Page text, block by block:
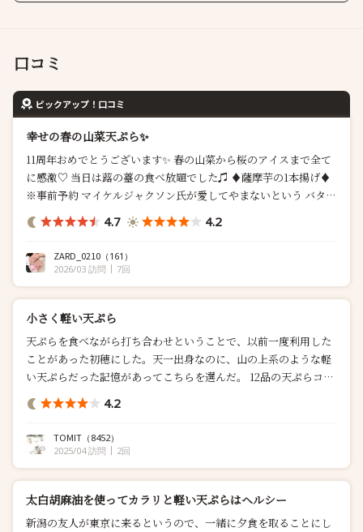
口コミ
ピックアップ！口コミ
幸せの春の山菜天ぷら✨
11周年おめでとうございます✨ 春の山菜から桜のアイスまで全て
に感激♡ 当日は蕗の薹の食べ放題でした♫ ♦︎薩摩芋の1本揚げ♦︎
※事前予約 マイケルジャクソン氏が愛してやまないという バター
を塗ったMJ仕立てを堪能しました ほくほくでしっとりなめら
か、ほっぺが落ちます 皮はサ...
4.7 4.2
ZARD_0210 （161）
2026/03 訪問
7回
小さく軽い天ぷら
天ぷらを食べながら打ち合わせということで、以前一度利用した
ことがあった初穂にした。天一出身なのに、山の上系のような軽
い天ぷらだった記憶があってこちらを選んだ。 12品の天ぷらコ
ー...
4.2
TOMIT （8452）
2025/04 訪問
2回
太白胡麻油を使ってカラリと軽い天ぷらはヘルシー
新潟の友人が東京に来るというので、一緒に夕食を取ることにし